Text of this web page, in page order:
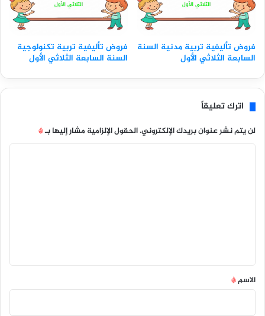
فروض تأليفية تربية مدنية السنة
السابعة الثلاثي الأول
فروض تأليفية تربية تكنولوجية
السنة السابعة الثلاثي الأول
اترك تعليقاً
لن يتم نشر عنوان بريدك الإلكتروني.الحقول الإلزامية مشار إليها بـ*
*
الاسم*